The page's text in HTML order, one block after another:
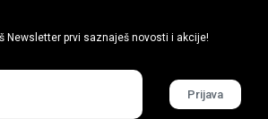
Newsletter prvi saznaješ novosti i akcije!
Prijava